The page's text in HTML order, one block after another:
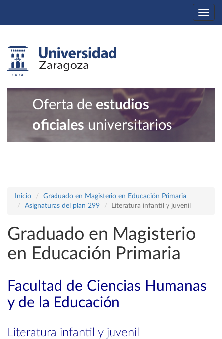
Oferta de estudios
oficiales universitarios
Inicio
Graduado en Magisterio en Educación Primaria
Asignaturas del plan 299
Literatura infantil y juvenil
Graduado en Magisterio
en Educación Primaria
Facultad de Ciencias Humanas
y de la Educación
Literatura infantil y juvenil